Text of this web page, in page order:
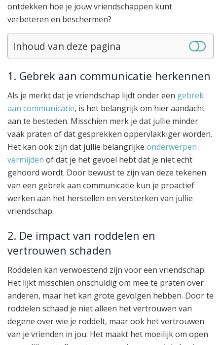
ontdekken hoe je jouw vriendschappen kunt
verbeteren en beschermen?
Inhoud van deze pagina
1. Gebrek aan communicatie herkennen
Als je merkt dat je vriendschap lijdt onder een gebrek
aan communicatie, is het belangrijk om hier aandacht
aan te besteden. Misschien merk je dat jullie minder
vaak praten of dat gesprekken oppervlakkiger worden.
Het kan ook zijn dat jullie belangrijke onderwerpen
vermijden of dat je het gevoel hebt dat je niet echt
gehoord wordt. Door bewust te zijn van deze tekenen
van een gebrek aan communicatie kun je proactief
werken aan het herstellen en versterken van jullie
vriendschap.
2. De impact van roddelen en
vertrouwen schaden
Roddelen kan verwoestend zijn voor een vriendschap.
Het lijkt misschien onschuldig om mee te praten over
anderen, maar het kan grote gevolgen hebben. Door te
roddelen schaad je niet alleen het vertrouwen van
degene over wie je roddelt, maar ook het vertrouwen
van je vrienden in jou. Het maakt het moeilijk om open